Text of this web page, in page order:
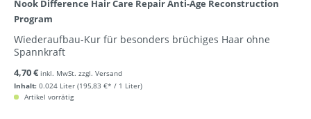
Nook Difference Hair Care Repair Anti-Age Reconstruction
Program
Wiederaufbau-Kur für besonders brüchiges Haar ohne
Spannkraft
Inhalt: 0.024 Liter (195,83 €* / 1 Liter)
4,70 € inkl. MwSt. zzgl. Versand
Artikel vorrätig